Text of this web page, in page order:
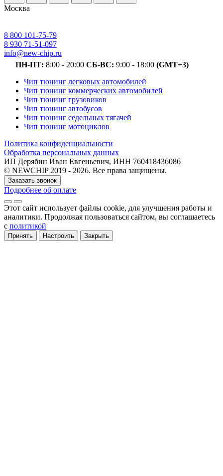
Москва
8 800 101-75-79
8 930 71-51-097
info@new-chip.ru
ПН-ПТ: 8:00 - 20:00 СБ-ВС: 9:00 - 18:00 (GMT+3)
Чип тюнинг легковых автомобилей
Чип тюнинг коммерческих автомобилей
Чип тюнинг грузовиков
Чип тюнинг автобусов
Чип тюнинг седельных тягачей
Чип тюнинг мотоциклов
Политика конфиденциальности
Обработка персональных данных
ИП Дерябин Иван Евгеньевич, ИНН 760418436086
© NEWCHIP 2019 - 2026. Все права защищены.
Заказать звонок
Подробнее об оплате
Этот сайт использует файлы cookie, для улучшения работы и
аналитики. Продолжая пользоваться сайтом, вы соглашаетесь
с политикой
Принять Настроить Закрыть